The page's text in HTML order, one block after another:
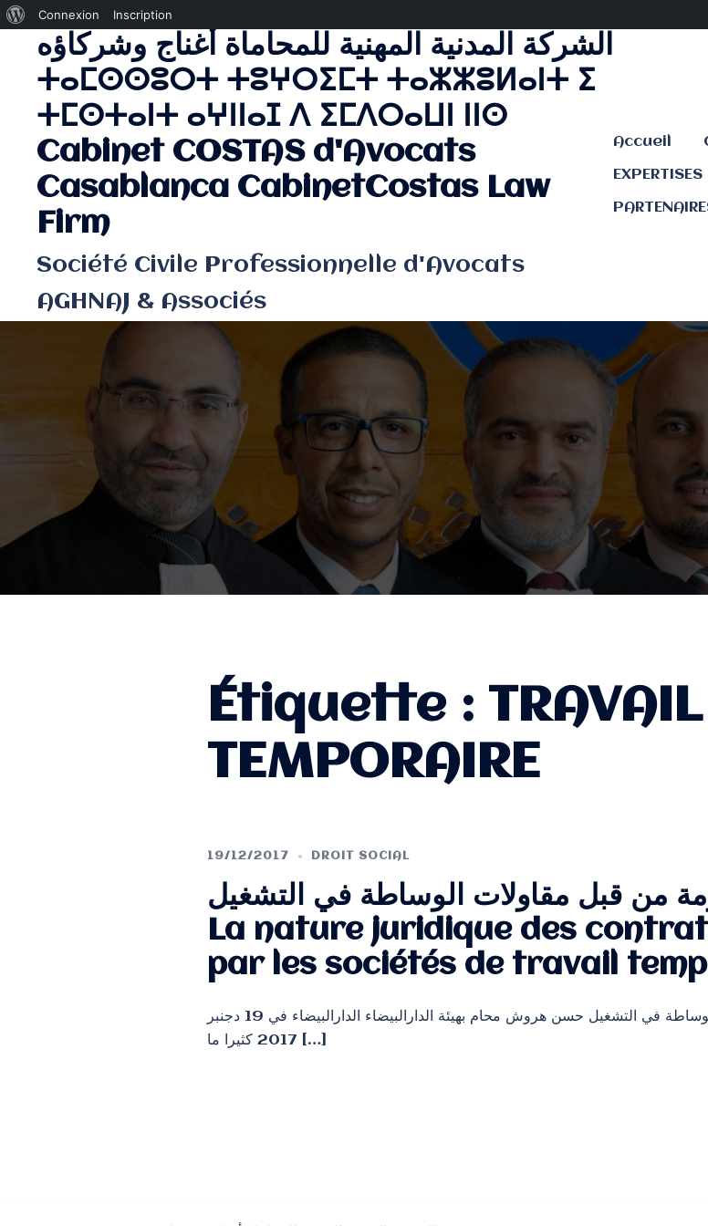
propos
WordPress
Connexion Inscription
contenu
الشركة المدنية المهنية للمحاماة أغناج وشركاؤه
ⵜⴰⵎⵙⵙⵓⵔⵜ ⵜⵓⵖⵔⵉⵎⵜ ⵜⴰⵣⵣⵓⵍⴰⵏⵜ ⵉ
ⵜⵎⵙⵜⴰⵏⵜ ⴰⵖⵏⵏⴰⵊ ⴷ ⵉⵎⴷⵔⴰⵡⵏ ⵏⵏⵙ
Cabinet COSTAS d'Avocats
Casablanca CabinetCostas Law
Firm
Société Civile Professionnelle d'Avocats
AGHNAJ & Associés
Accueil
EXPERTISES
Étiquette : TRAVAIL
TEMPORAIRE
19/12/2017 DROIT SOCIAL
من قبل مقاولات الوساطة في التشغيل
La nature juridique des
par les sociétés de travail
طبيعة عقود الشغل المبرمة من قبل مقاولات الوساطة في التشغيل حسن هروش محام بهيئة الدارالبيضاء الدارالبيضاء في 19 دجنبر
2017 كثيرا ما […]